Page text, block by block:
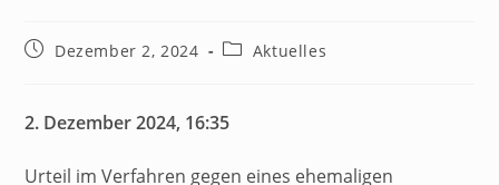
Dezember 2, 2024 Aktuelles
2. Dezember 2024, 16:35
Urteil im Verfahren gegen eines ehemaligen